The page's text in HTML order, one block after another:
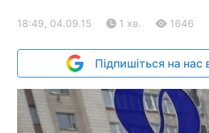
18:49, 04.09.15 1 хв. 1646
Підпишіться на нас